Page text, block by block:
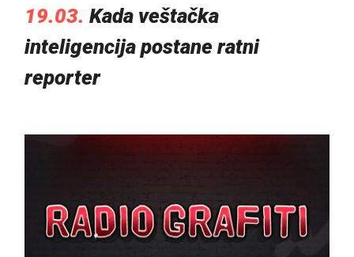
19.03. Kada veštačka
inteligencija postane ratni
reporter